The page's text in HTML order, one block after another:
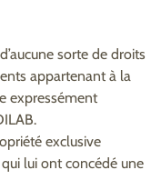
sorte de droits
appartenant à la
expressément
exclusive
qui lui ont concédé une